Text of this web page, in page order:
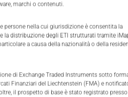
marchi o contenuti.
persone nella cui giurisdizione è consentita la
distribuzione degli ETI strutturati tramite
a causa della nazionalità o della
di Exchange Traded Instruments sotto
Finanziari del Liechtenstein (FMA) e
il prospetto di base è stato registrato presso
or sale of any financial
market at the exchange
Advisor prior to investing.